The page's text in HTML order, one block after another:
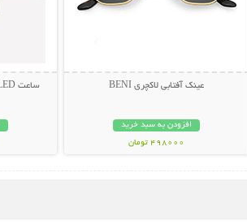
عینک آفتابی لاکچری BENI
افزودن به سبد خرید
498000 تومان
ساعت LED ضد آب طرح اپل واچ (سری 3)